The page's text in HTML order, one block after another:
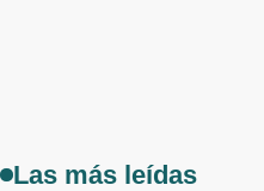
Las más leídas